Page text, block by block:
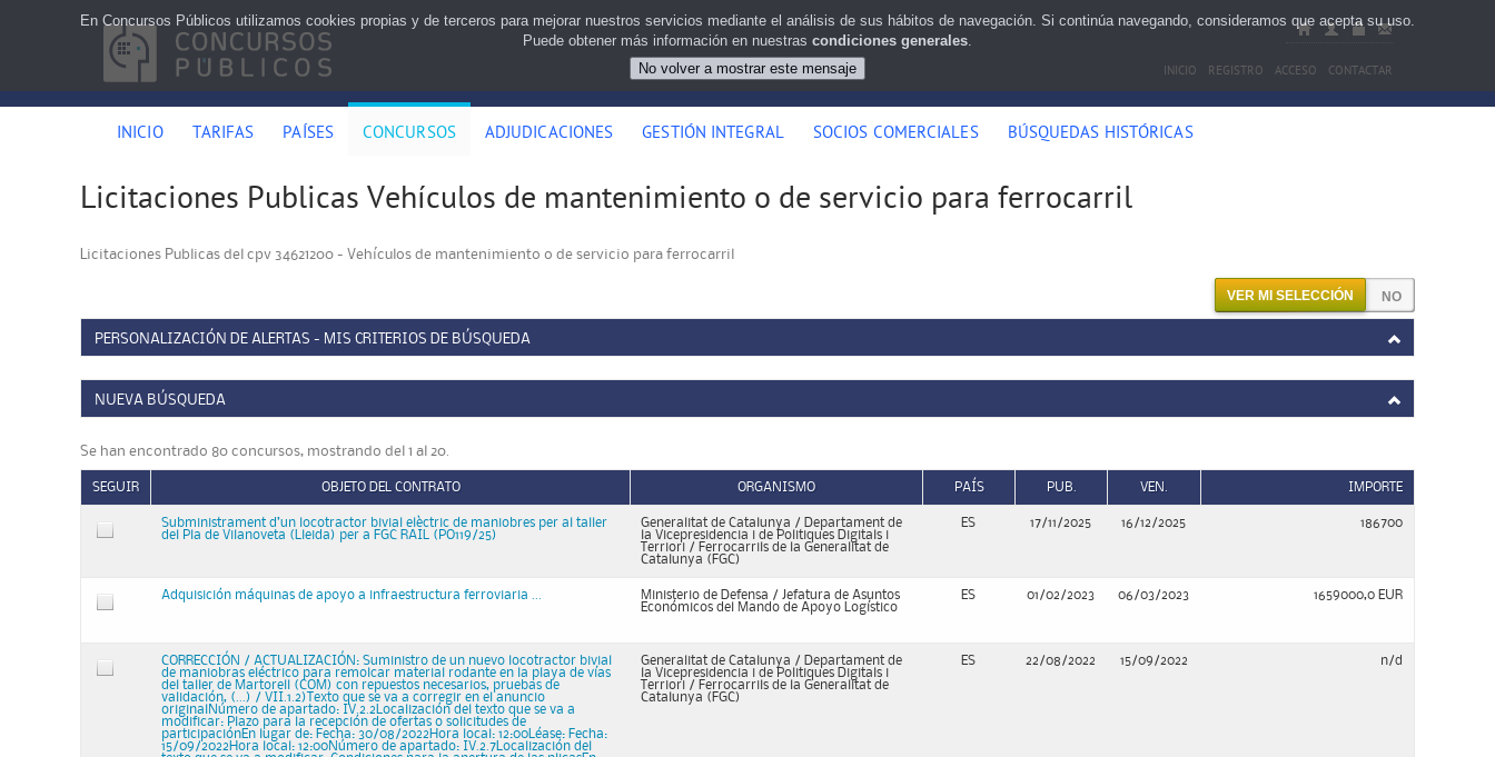
INICIO REGISTRO ACCESO CONTACTAR
INICIO TARIFAS PAÍSES CONCURSOS ADJUDICACIONES GESTIÓN INTEGRAL SOCIOS COMERCIALES BÚSQUEDAS HISTÓRICAS
Licitaciones Publicas Vehículos de mantenimiento o de servicio para ferrocarril
Licitaciones Publicas del cpv 34621200 - Vehículos de mantenimiento o de servicio para ferrocarril
VER MI SELECCIÓN
PERSONALIZACIÓN DE ALERTAS - MIS CRITERIOS DE BÚSQUEDA
NUEVA BÚSQUEDA
Se han encontrado 80 concursos, mostrando del 1 al 20.
SEGUIR OBJETO DEL CONTRATO ORGANISMO PAÍS PUB. VEN. IMPORTE
Subministrament d’un locotractor bivial elèctric de maniobres per al taller
del Pla de Vilanoveta (Lleida) per a FGC RAIL (PO119/25)
Generalitat de Catalunya / Departament de
la Vicepresidencia i de Politiques Digitals i
Terriori / Ferrocarrils de la Generalitat de
Catalunya (FGC)
ES 17/11/2025 16/12/2025 186700
Adquisición máquinas de apoyo a infraestructura ferroviaria ...
Ministerio de Defensa / Jefatura de Asuntos
Económicos del Mando de Apoyo Logístico
ES 01/02/2023 06/03/2023 1659000,0 EUR
CORRECCIÓN / ACTUALIZACIÓN: Suministro de un nuevo locotractor bivial
de maniobras eléctrico para remolcar material rodante en la playa de vías
del taller de Martorell (COM) con repuestos necesarios, pruebas de
validación, (...) / VII.1.2)Texto que se va a corregir en el anuncio
originalNúmero de apartado: IV.2.2Localización del texto que se va a
modificar: Plazo para la recepción de ofertas o solicitudes de
participaciónEn lugar de: Fecha: 30/08/2022Hora local: 12:00Léase: Fecha:
15/09/2022Hora local: 12:00Número de apartado: IV.2.7Localización del
Generalitat de Catalunya / Departament de
la Vicepresidencia i de Politiques Digitals i
Terriori / Ferrocarrils de la Generalitat de
Catalunya (FGC)
ES 22/08/2022 15/09/2022 n/d
En Concursos Públicos utilizamos cookies propias y de terceros para mejorar nuestros servicios mediante el análisis de sus hábitos de navegación. Si continúa navegando, consideramos que acepta su uso.
Puede obtener más información en nuestras condiciones generales.